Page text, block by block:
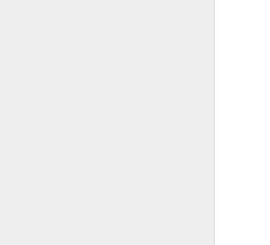
मालवणी
गावची
गावची
सण म्हणजे
जुन्या काळी
माझ्या
आज